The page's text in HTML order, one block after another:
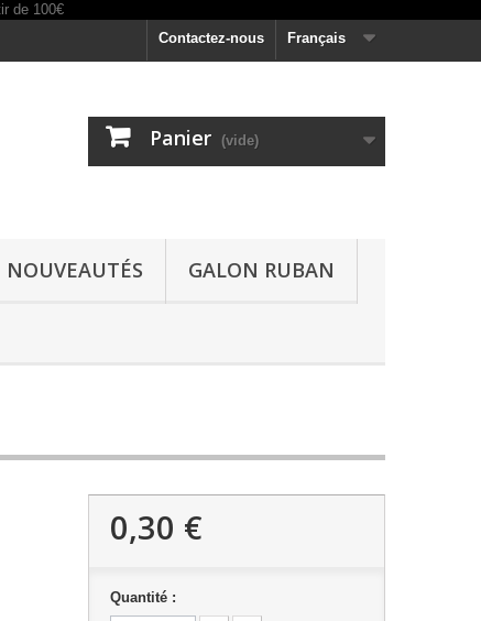
Français
Contactez-nous
Panier (vide)
NOUVEAUTÉS GALON RUBAN
0,30 €
Quantité :